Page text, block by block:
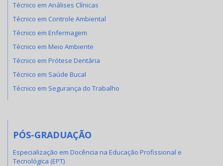
Técnico em Análises Clínicas
Técnico em Controle Ambiental
Técnico em Enfermagem
Técnico em Meio Ambiente
Técnico em Prótese Dentária
Técnico em Saúde Bucal
Técnico em Segurança do Trabalho
PÓS-GRADUAÇÃO
Especialização em Docência na Educação Profissional e
Tecnológica (EPT)